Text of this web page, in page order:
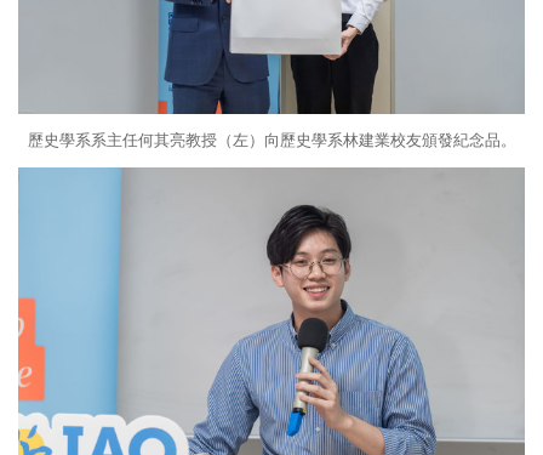
歷史學系系主任何其亮教授（左）向歷史學系林建業校友頒發紀念品。